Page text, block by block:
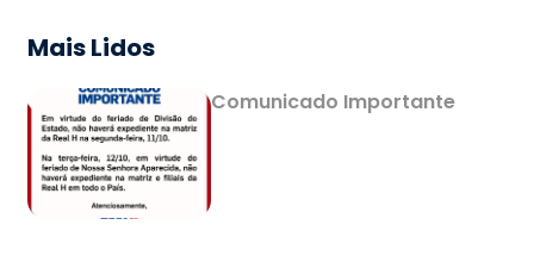
Mais Lidos
Comunicado Importante